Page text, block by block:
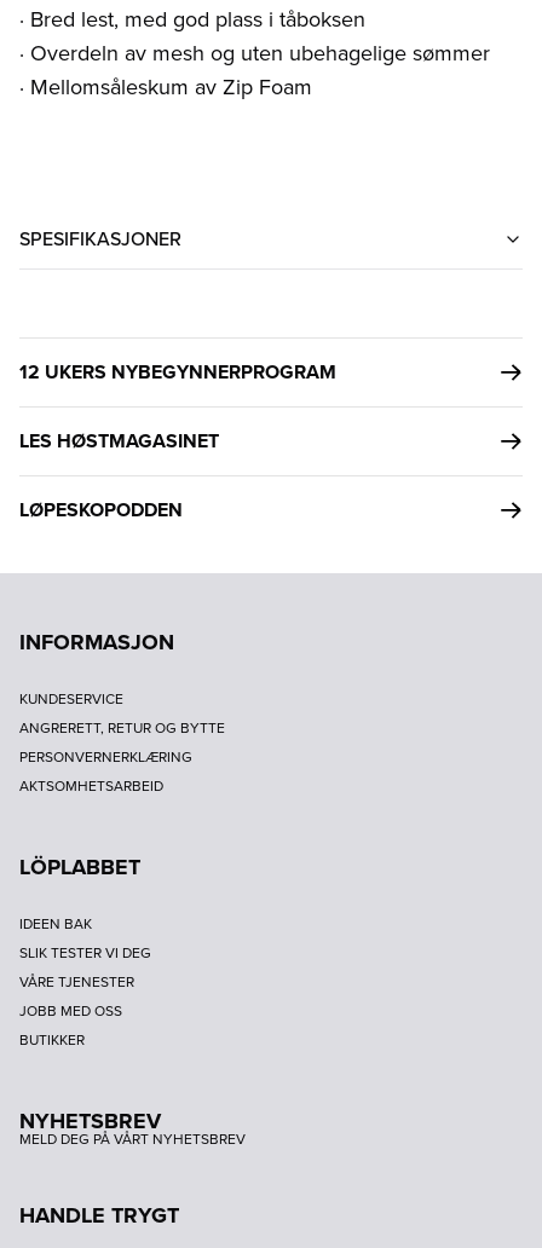
· Bred lest, med god plass i tåboksen
· Overdeln av mesh og uten ubehagelige sømmer
· Mellomsåleskum av Zip Foam
SPESIFIKASJONER
12 UKERS NYBEGYNNERPROGRAM
LES HØSTMAGASINET
LØPESKOPODDEN
INFORMASJON
KUNDESERVICE
ANGRERETT, RETUR OG BYTTE
PERSONVERNERKLÆRING
AKTSOMHETSARBEID
LÖPLABBET
IDEEN BAK
SLIK TESTER VI DEG
VÅRE TJENESTER
JOBB MED OSS
BUTIKKER
NYHETSBREV
MELD DEG PÅ VÅRT NYHETSBREV
HANDLE TRYGT